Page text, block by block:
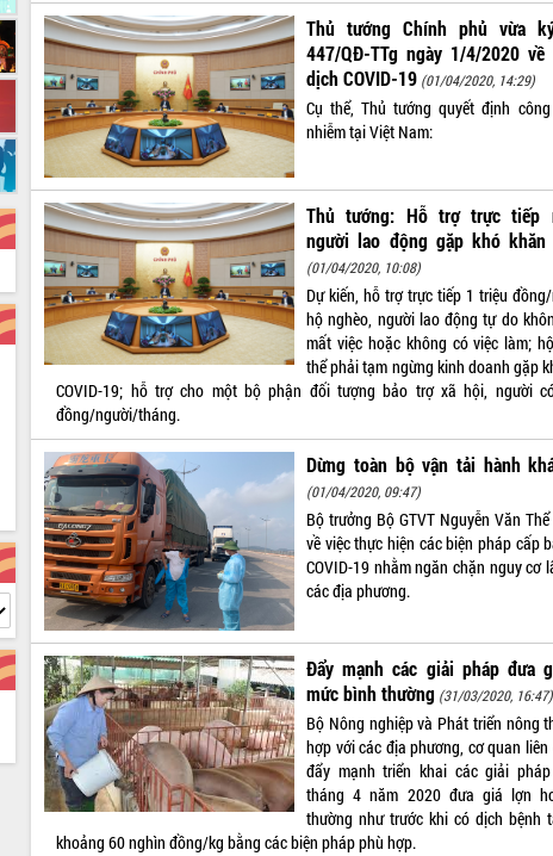
Thủ tướng Chính phủ vừa
447/QĐ-TTg ngày 1/4/2020
dịch COVID-19 (01/04/2020, 14:29)
Cụ thể, Thủ tướng quyết định
nhiễm tại Việt Nam:
Thủ tướng: Hỗ trợ trực tiếp
người lao động gặp khó khăn
(01/04/2020, 10:08)
Dự kiến, hỗ trợ trực tiếp 1 triệu
hộ nghèo, người lao động tự do
mất việc hoặc không có việc làm;
thể phải tạm ngừng kinh doanh gặp
COVID-19; hỗ trợ cho một bộ phận đối tượng bảo trợ xã hội, người
đồng/người/tháng.
Dừng toàn bộ vận tải hành
(01/04/2020, 09:47)
Bộ trưởng Bộ GTVT Nguyễn Văn
về việc thực hiện các biện pháp cấp
COVID-19 nhằm ngăn chặn nguy cơ
các địa phương.
Đẩy mạnh các giải pháp đưa
mức bình thường (31/03/2020, 16:47)
Bộ Nông nghiệp và Phát triển nông
hợp với các địa phương, cơ quan
đẩy mạnh triển khai các giải
tháng 4 năm 2020 đưa giá lợn
thường như trước khi có dịch bệnh
khoảng 60 nghìn đồng/kg bằng các biện pháp phù hợp.